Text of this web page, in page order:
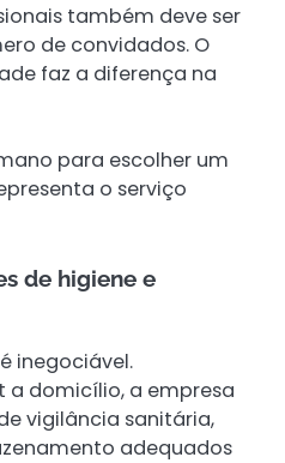
também deve ser
de convidados. O
faz a diferença na
para escolher um
o serviço
de higiene e
inegociável.
a domicílio, a empresa
vigilância sanitária,
adequados